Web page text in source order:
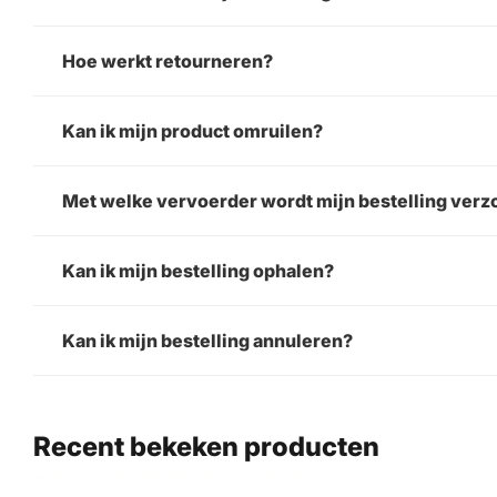
Hoe werkt retourneren?
Kan ik mijn product omruilen?
Met welke vervoerder wordt mijn bestelling
Kan ik mijn bestelling ophalen?
Kan ik mijn bestelling annuleren?
Recent bekeken producten